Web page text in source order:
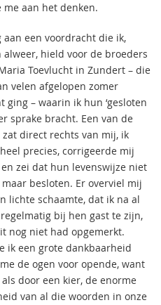
aan het denken.
aan een voordracht die ik,
alweer, hield voor de broeders
Toevlucht in Zundert – die
velen afgelopen zomer
ging – waarin ik hun ‘gesloten
sprake bracht. Een van de
direct rechts van mij, ik
precies, corrigeerde mij
zei dat hun levenswijze niet
maar besloten. Er overviel mij
lichte schaamte, dat ik na al
bij hen gast te zijn,
nog niet had opgemerkt.
ik een grote dankbaarheid
de ogen voor opende, want
als door een kier, de enorme
van al die woorden in onze